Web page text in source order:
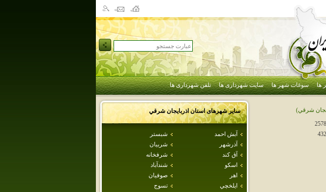
ها سوغات شهر ها سایت شهرداری ها تلفن شهرداری ها
سایر شهرهای استاناذربايجان شرقي
آبش احمد
شبستر
آذرشهر
شربيان
آق كند
شرفخانه
اسكو
شندآباد
اهر
صوفيان
ايلخچي
تسوج
شرقي)
2578
432